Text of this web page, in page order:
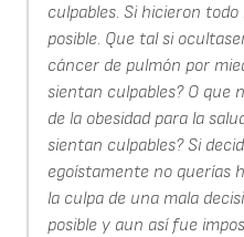
culpables. Si hicieron
posible. Que tal si
cáncer de pulmón por
sientan culpables? O que
de la obesidad para la
sientan culpables? Si
egoístamente no querías
la culpa de una mala
posible y aun así fue